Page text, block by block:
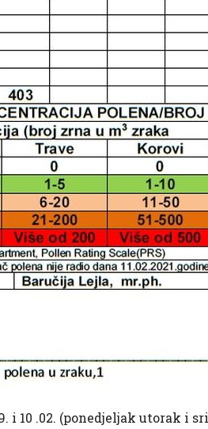
i 10 .02. (ponedjeljak utorak i